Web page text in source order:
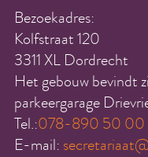
Bezoekadres:
Kolfstraat 120
3311 XL Dordrecht
Het gebouw bevindt
parkeergarage
Tel.:078-890 50 00
E-mail: